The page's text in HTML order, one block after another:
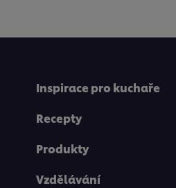
Inspirace pro kuchaře
Recepty
Produkty
Vzdělávání